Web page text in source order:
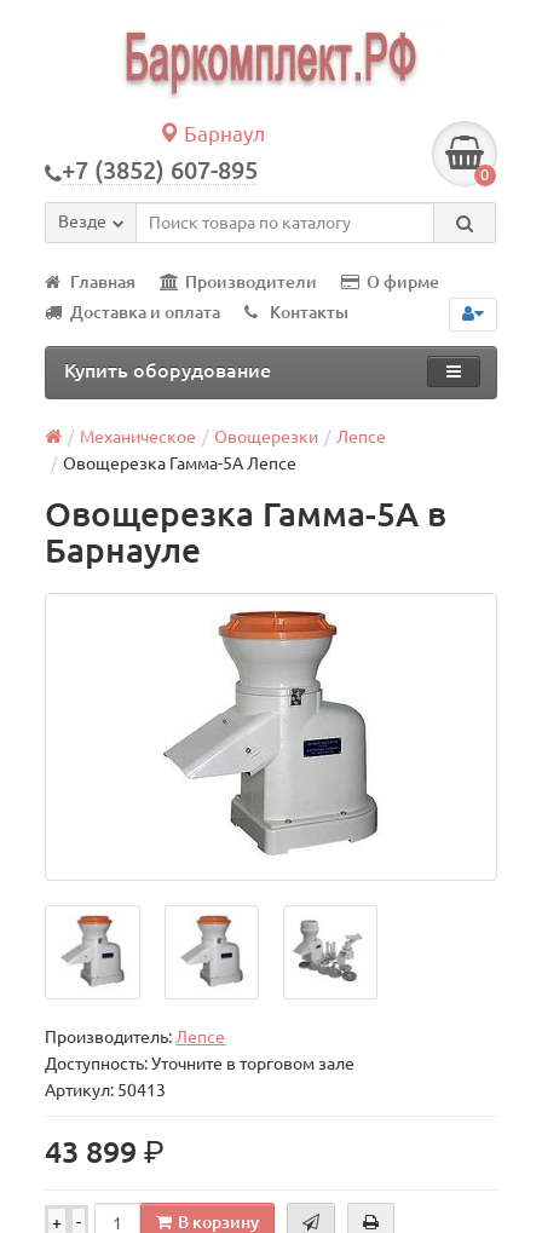
Барнаул
+7 (3852) 607-895 0
Везде
Главная Производители
О фирме
Доставка и оплата
Контакты
Купить оборудование
Механическое Овощерезки
Лепсе
Овощерезка Гамма-5А Лепсе
Овощерезка Гамма-5А в
Барнауле
Производитель:Лепсе
Доступность: Уточните в торговом зале
Артикул: 50413
43 899р.
+ - В корзину